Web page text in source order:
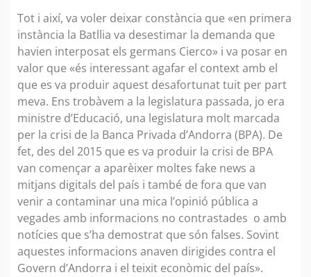
Tot i així, va voler deixar constància que «en primera
instància la Batllia va desestimar la demanda que
havien interposat els germans Cierco» i va posar en
valor que «és interessant agafar el context amb el
que es va produir aquest desafortunat tuit per part
meva. Ens trobàvem a la legislatura passada, jo era
ministre d’Educació, una legislatura molt marcada
per la crisi de la Banca Privada d’Andorra (BPA). De
fet, des del 2015 que es va produir la crisi de BPA
van començar a aparèixer moltes fake news a
mitjans digitals del país i també de fora que van
venir a contaminar una mica l’opinió pública a
vegades amb informacions no contrastades o amb
notícies que s’ha demostrat que són falses. Sovint
aquestes informacions anaven dirigides contra el
Govern d’Andorra i el teixit econòmic del país».